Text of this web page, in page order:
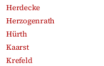
Herdecke
Herzogenrath
Hürth
Kaarst
Krefeld